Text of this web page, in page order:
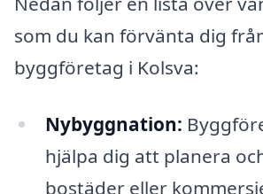
som du kan förvänta dig
byggföretag i Kolsva:
Nybyggnation:
hjälpa dig att planera
bostäder eller